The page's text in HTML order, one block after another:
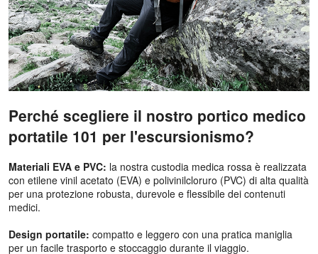
Perché scegliere il nostro portico medico
portatile 101 per l'escursionismo?
Materiali EVA e PVC: la nostra custodia medica rossa è realizzata
con etilene vinil acetato (EVA) e polivinilcloruro (PVC) di alta qualità
per una protezione robusta, durevole e flessibile dei contenuti
medici.
Design portatile: compatto e leggero con una pratica maniglia
per un facile trasporto e stoccaggio durante il viaggio.